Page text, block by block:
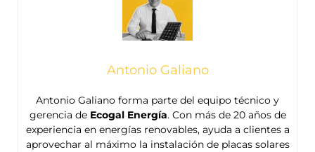
Antonio Galiano
Antonio Galiano forma parte del equipo técnico y
gerencia de Ecogal Energía. Con más de 20 años de
experiencia en energías renovables, ayuda a clientes a
aprovechar al máximo la instalación de placas solares